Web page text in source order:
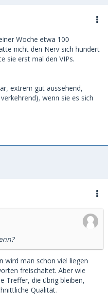
Woche etwa 100
nicht den Nerv sich hundert
sie erst mal den VIPs.
extrem gut aussehend,
wenn sie es sich
wird man schon viel liegen
freischaltet. Aber wie
Treffer, die übrig bleiben,
Qualität.